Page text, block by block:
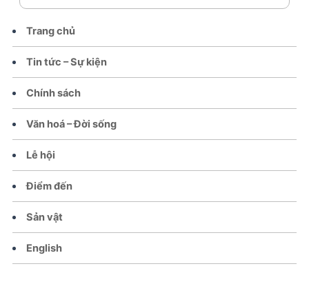
Trang chủ
Tin tức – Sự kiện
Chính sách
Văn hoá – Đời sống
Lễ hội
Điểm đến
Sản vật
English